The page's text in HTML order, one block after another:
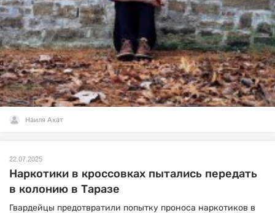
Наиля Ахат
22.07.2025
Наркотики в кроссовках пытались передать
в колонию в Таразе
Гвардейцы предотвратили попытку проноса наркотиков в